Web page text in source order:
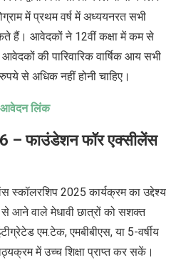
में प्रथम वर्ष में अध्ययनरत सभी
हैं। आवेदकों ने 12वीं कक्षा में कम से
की पारिवारिक वार्षिक आय सभी
से अधिक नहीं होनी चाहिए।
लिंक
– फाउंडेशन फॉर एक्सीलेंस
स्कॉलरशिप 2025 कार्यक्रम का उद्देश्य
आने वाले मेधावी छात्रों को सशक्त
एम.टेक, एमबीबीएस, या 5-वर्षीय
में उच्च शिक्षा प्राप्त कर सकें।